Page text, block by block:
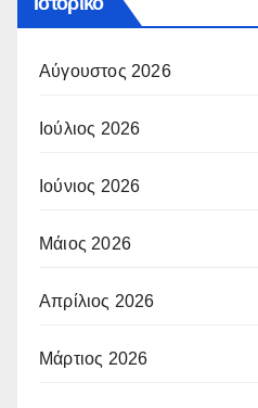
Αύγουστος 2026
Ιούλιος 2026
Ιούνιος 2026
Μάιος 2026
Απρίλιος 2026
Μάρτιος 2026